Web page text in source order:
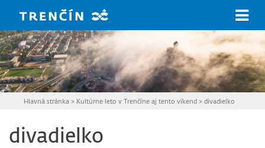
Hlavná stránka > Kultúrne leto v Trenčíne aj tento víkend> divadielko
divadielko